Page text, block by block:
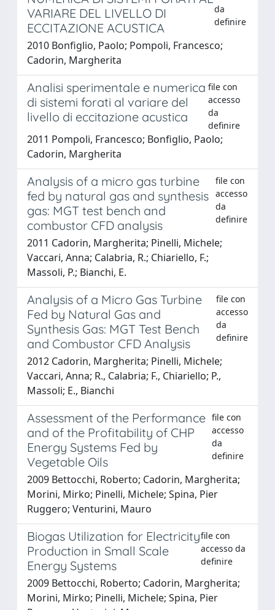
VARIARE DEL LIVELLO DI
ECCITAZIONE ACUSTICA
da
definire
2010 Bonfiglio, Paolo; Pompoli, Francesco;
Cadorin, Margherita
Analisi sperimentale e numerica
di sistemi forati al variare del
livello di eccitazione acustica
file con
accesso
da
definire
2011 Pompoli, Francesco; Bonfiglio, Paolo;
Cadorin, Margherita
Analysis of a micro gas turbine
fed by natural gas and synthesis
gas: MGT test bench and
combustor CFD analysis
file con
accesso
da
definire
2011 Cadorin, Margherita; Pinelli, Michele;
Vaccari, Anna; Calabria, R.; Chiariello, F.;
Massoli, P.; Bianchi, E.
Analysis of a Micro Gas Turbine
Fed by Natural Gas and
Synthesis Gas: MGT Test Bench
and Combustor CFD Analysis
file con
accesso
da
definire
2012 Cadorin, Margherita; Pinelli, Michele;
Vaccari, Anna; R., Calabria; F., Chiariello; P.,
Massoli; E., Bianchi
Assessment of the Performance
and of the Profitability of CHP
Energy Systems Fed by
Vegetable Oils
file con
accesso
da
definire
2009 Bettocchi, Roberto; Cadorin, Margherita;
Morini, Mirko; Pinelli, Michele; Spina, Pier
Ruggero; Venturini, Mauro
Biogas Utilization for Electricity
Production in Small Scale
Energy Systems
file con
accesso da
definire
2009 Bettocchi, Roberto; Cadorin, Margherita;
Morini, Mirko; Pinelli, Michele; Spina, Pier